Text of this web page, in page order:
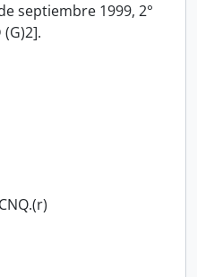
septiembre 1999, 2°
(G)2].